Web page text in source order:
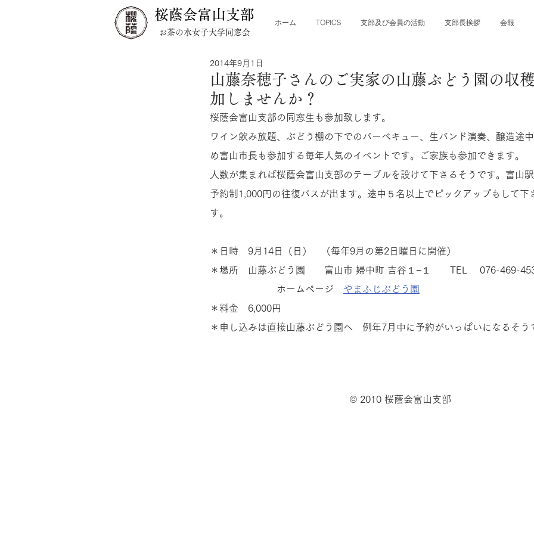
桜蔭会富山支部
お茶の水女子大学同窓会
ホーム TOPICS 支部及び会員の活動 支部長挨拶 会報
山藤奈穂子さんのご実家の山藤ぶどう園の収
加しませんか？
2014年9月1日
桜蔭会富山支部の同窓生も参加致します。
ワイン飲み放題、ぶどう棚の下でのバーベキュー、生バンド演奏、醸造途
め富山市長も参加する毎年人気のイベントです。ご家族も参加できます。
人数が集まれば桜蔭会富山支部のテーブルを設けて下さるそうです。富山
予約制1,000円の往復バスが出ます。途中５名以上でピックアップもして下
す。
＊日時　9月14日（日）　（毎年9月の第2日曜日に開催）
＊場所　山藤ぶどう園　　富山市 婦中町 吉谷１−１　　TEL 　076-469-
ホームページ やまふじぶどう園
＊料金　6,000円
＊申し込みは直接山藤ぶどう園へ　例年7月中に予約がいっぱいになるそう
© 2010 桜蔭会富山支部